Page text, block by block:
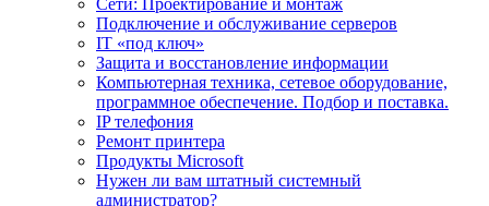
Сети: Проектирование и монтаж
Подключение и обслуживание серверов
IT «под ключ»
Защита и восстановление информации
Компьютерная техника, сетевое оборудование,
программное обеспечение. Подбор и поставка.
IP телефония
Ремонт принтера
Продукты Microsoft
Нужен ли вам штатный системный
администратор?